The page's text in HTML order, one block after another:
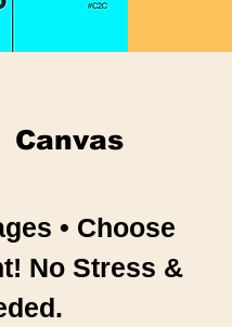
Canvas
• Choose
No Stress &